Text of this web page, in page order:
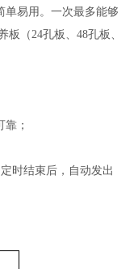
单易用。一次最多能够
板（24孔板、48孔板、
；
时结束后，自动发出